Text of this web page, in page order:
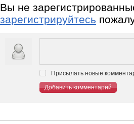
Вы не
зарегистрируйтесь
Присылать новые
Добавить комментарий